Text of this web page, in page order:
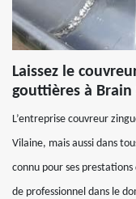
Laissez le
gouttières à Brain
L’entreprise couvreur
Vilaine, mais aussi dans
connu pour ses
de professionnel dans le